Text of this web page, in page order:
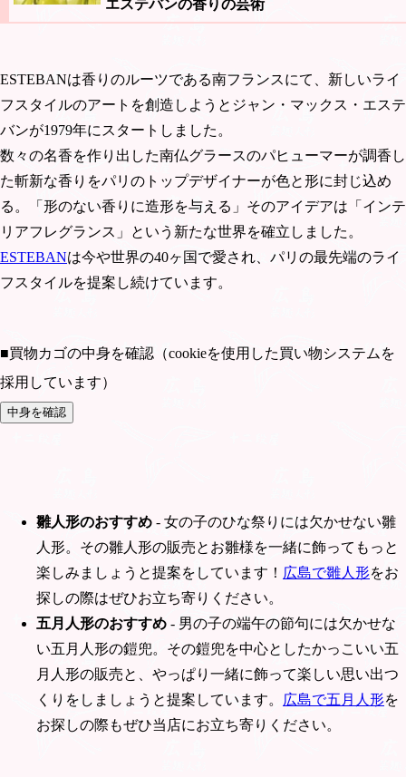
エステバンの香りの芸術
ESTEBANは香りのルーツである南フランスにて、新しいライ
フスタイルのアートを創造しようとジャン・マックス・エステ
バンが1979年にスタートしました。
数々の名香を作り出した南仏グラースのパヒューマーが調香し
た斬新な香りをパリのトップデザイナーが色と形に封じ込め
る。「形のない香りに造形を与える」そのアイデアは「インテ
リアフレグランス」という新たな世界を確立しました。
ESTEBANは今や世界の40ヶ国で愛され、パリの最先端のライ
フスタイルを提案し続けています。
■買物カゴの中身を確認（cookieを使用した買い物システムを
採用しています）
雛人形のおすすめ - 女の子のひな祭りには欠かせない雛
人形。その雛人形の販売とお雛様を一緒に飾ってもっと
楽しみましょうと提案をしています！ 広島で雛人形をお
探しの際はぜひお立ち寄りください。
五月人形のおすすめ - 男の子の端午の節句には欠かせな
い五月人形の鎧兜。その鎧兜を中心としたかっこいい五
月人形の販売と、やっぱり一緒に飾って楽しい思い出つ
くりをしましょうと提案しています。
広島で五月人形を
お探しの際もぜひ当店にお立ち寄りください。